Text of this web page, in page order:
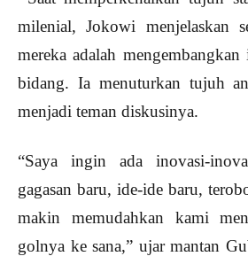
milenial, Jokowi menjelaskan
mereka adalah
bidang. Ia menuturkan tujuh
menjadi teman diskusinya.
“Saya ingin ada inovasi-
gagasan baru, ide-ide baru,
makin memudahkan kami
golnya ke sana,” ujar mantan